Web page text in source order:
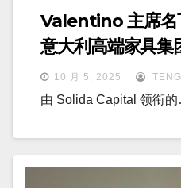
Valentino 主席名
意大利高端家具
10 月 5, 2025 TENG
由 Solida Capital 领衔